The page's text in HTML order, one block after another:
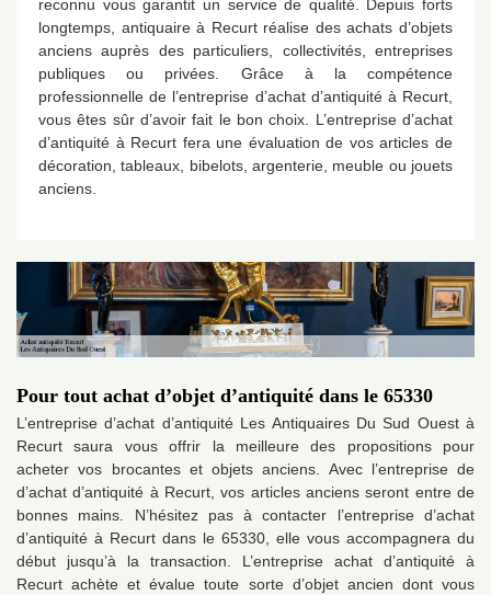
reconnu vous garantit un service de qualité. Depuis forts
longtemps, antiquaire à Recurt réalise des achats d’objets
anciens auprès des particuliers, collectivités, entreprises
publiques ou privées. Grâce à la compétence
professionnelle de l’entreprise d’achat d’antiquité à Recurt,
vous êtes sûr d’avoir fait le bon choix. L’entreprise d’achat
d’antiquité à Recurt fera une évaluation de vos articles de
décoration, tableaux, bibelots, argenterie, meuble ou jouets
anciens.
Pour tout achat d’objet d’antiquité dans le 65330
L’entreprise d’achat d’antiquité Les Antiquaires Du Sud Ouest à
Recurt saura vous offrir la meilleure des propositions pour
acheter vos brocantes et objets anciens. Avec l’entreprise de
d’achat d’antiquité à Recurt, vos articles anciens seront entre de
bonnes mains. N’hésitez pas à contacter l’entreprise d’achat
d’antiquité à Recurt dans le 65330, elle vous accompagnera du
début jusqu’à la transaction. L’entreprise achat d’antiquité à
Recurt achète et évalue toute sorte d’objet ancien dont vous